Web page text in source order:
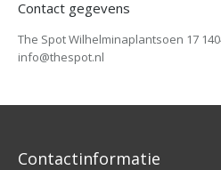
Contact gegevens
The Spot Wilhelminaplantsoen 17
info@thespot.nl
Contactinformatie